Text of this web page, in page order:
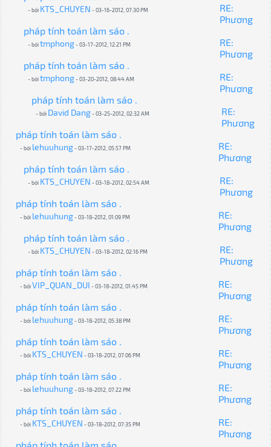
- bởi KTS_CHUYEN - 03-16-2012, 07:30 PM
RE:
Phương
pháp tính toán làm sáo .
- bởitmphong- 03-17-2012, 12:21 PM
RE:
Phương
pháp tính toán làm sáo .
- bởitmphong- 03-20-2012, 08:44 AM
RE:
Phương
pháp tính toán làm sáo .
- bởi David Dang- 03-25-2012, 02:32 AM
RE:
Phương
pháp tính toán làm sáo .
- bởi lehuuhung- 03-17-2012, 05:57 PM
RE:
Phương
pháp tính toán làm sáo .
- bởi KTS_CHUYEN - 03-18-2012, 02:54 AM
RE:
Phương
pháp tính toán làm sáo .
- bởi lehuuhung- 03-18-2012, 01:09 PM
RE:
Phương
pháp tính toán làm sáo .
- bởi KTS_CHUYEN - 03-18-2012, 02:16 PM
RE:
Phương
pháp tính toán làm sáo .
- bởiVIP_QUAN_DUI - 03-18-2012, 01:45 PM
RE:
Phương
pháp tính toán làm sáo .
- bởi lehuuhung- 03-18-2012, 05:38 PM
RE:
Phương
pháp tính toán làm sáo .
- bởi KTS_CHUYEN - 03-18-2012, 07:06 PM
RE:
Phương
pháp tính toán làm sáo .
- bởi lehuuhung- 03-18-2012, 07:22 PM
RE:
Phương
pháp tính toán làm sáo .
- bởi KTS_CHUYEN - 03-18-2012, 07:35 PM
RE:
Phương